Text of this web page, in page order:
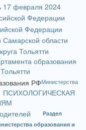
Министерства
ПСИХОЛОГИЧЕСКАЯ
Раздел
образования и